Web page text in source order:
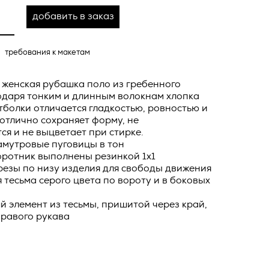
добавить в заказ
требования к макетам
рубашка поло из гребенного
тонким и длинным волокнам хлопка
отличается гладкостью, ровностью и
сохраняет форму, не
и не выцветает при стирке.
пуговицы в тон
выполнены резинкой 1x1
по низу изделия для свободы движения
серого цвета по вороту и в боковых
элемент из тесьмы, пришитой через край,
рукава
тексту –
по
в
полном и
№152-ФЗ
с
(ИНН
адрес
Поля, д.